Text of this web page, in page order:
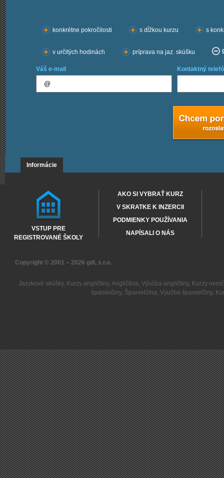
konkrétne pokročilosti
s dĺžkou kurzu s
v určitých hodinách príprava na jaz. skúšku
Váš e-mail Kontaktný
Informácie
VSTUP PRE
REGISTROVANÉ ŠKOLY
AKO SI VYBRAŤ KURZ
V SKRATKE K INZERCII
PODMIENKY POUŽÍVANIA
NAPÍSALI O NÁS
Copyright © 2001 – 2026 gdi, s.r.o.
Jazykové skúšky, Kurzy angličtiny, Angličtina, Výučba angličtiny, Kurzy
španielčiny, Španielčina, Výučba španielčiny,